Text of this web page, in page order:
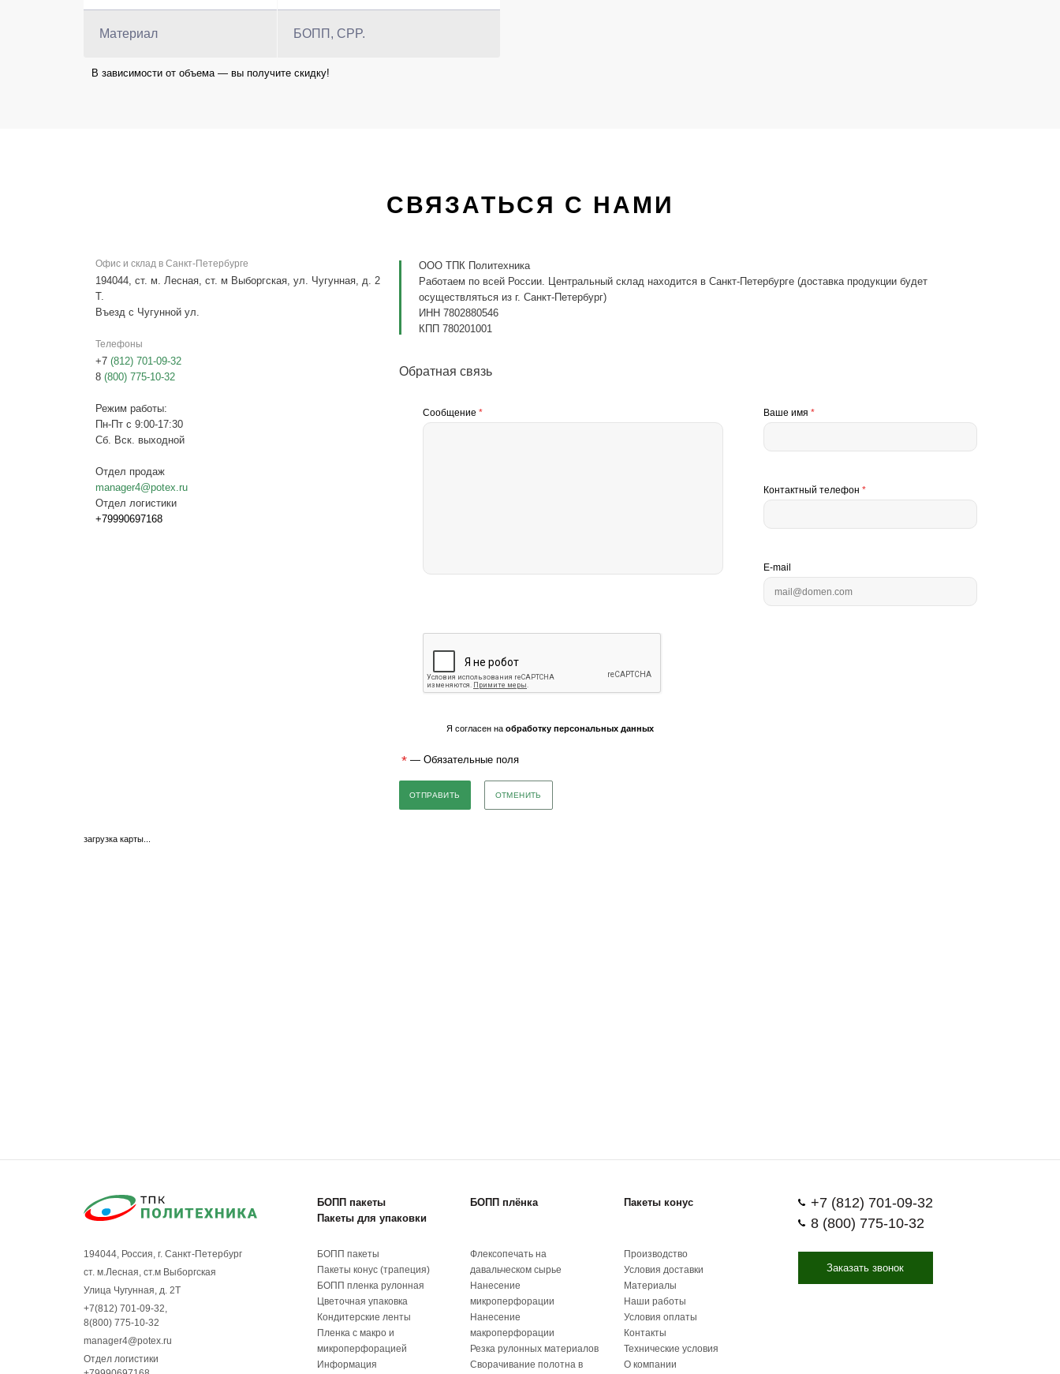
Материал БОПП, CPP.
В зависимости от объема — вы получите скидку!
СВЯЗАТЬСЯ С НАМИ
Офис и склад в Санкт-Петербурге
194044, ст. м. Лесная, ст. м Выборгская, ул. Чугунная, д. 2
Т.
Въезд с Чугунной ул.
Телефоны
+7 (812) 701-09-32
8 (800) 775-10-32
Режим работы:
Пн-Пт с 9:00-17:30
Сб. Вск. выходной
Отдел продаж
manager4@potex.ru
Отдел логистики
+79990697168
ООО ТПК Политехника
Работаем по всей России. Центральный склад находится в Санкт-Петербурге (доставка продукции будет
осуществляться из г. Санкт-Петербург)
ИНН 7802880546
КПП 780201001
Обратная связь
Сообщение * Ваше имя *
Контактный телефон *
E-mail
Я согласен на обработку персональных данных
* — Обязательные поля
ОТМЕНИТЬ
загрузка карты...
194044, Россия, г. Санкт-Петербург
ст. м.Лесная, ст.м Выборгская
Улица Чугунная, д. 2Т
+7(812) 701-09-32,
8(800) 775-10-32
manager4@potex.ru
Отдел логистики
БОПП пакеты БОПП плёнка
Пакеты конус
Пакеты для упаковки
БОПП пакеты
Пакеты конус (трапеция)
БОПП пленка рулонная
Цветочная упаковка
Кондитерские ленты
Пленка с макро и
микроперфорацией
Информация
Флексопечать на
давальческом сырье
Нанесение
микроперфорации
Нанесение
макроперфорации
Резка рулонных материалов
Сворачивание полотна в
Производство
Условия доставки
Материалы
Наши работы
Условия оплаты
Контакты
Технические условия
О компании
+7 (812) 701-09-32
8 (800) 775-10-32
Заказать звонок